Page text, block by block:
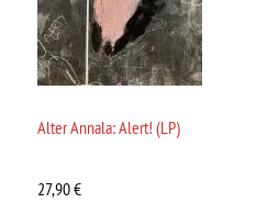
Alter Annala: Alert! (LP)
27,90€